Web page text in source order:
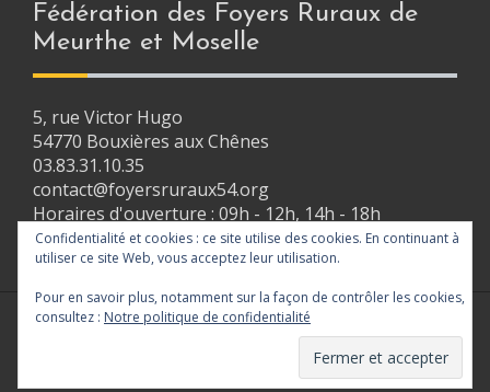
Fédération des Foyers Ruraux de
Meurthe et Moselle
5, rue Victor Hugo
54770 Bouxières aux Chênes
03.83.31.10.35
contact@foyersruraux54.org
Horaires d'ouverture : 09h - 12h, 14h - 18h
Proudly powered by WordPress|Theme:Amplify
Confidentialité et cookies : ce site utilise des cookies. En continuant à
utiliser ce site Web, vous acceptez leur utilisation.
Pour en savoir plus, notamment sur la façon de contrôler les cookies,
consultez : Notre politique de confidentialité